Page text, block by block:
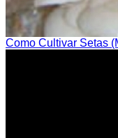
Como Cultivar Setas